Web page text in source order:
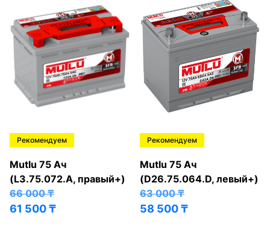
Рекомендуем
Mutlu 75 Ач
(L3.75.072.A, правый+)
66 000₸
61 500₸
Рекомендуем
Mutlu 75 Ач
(D26.75.064.D, левый+)
63 000₸
58 500₸